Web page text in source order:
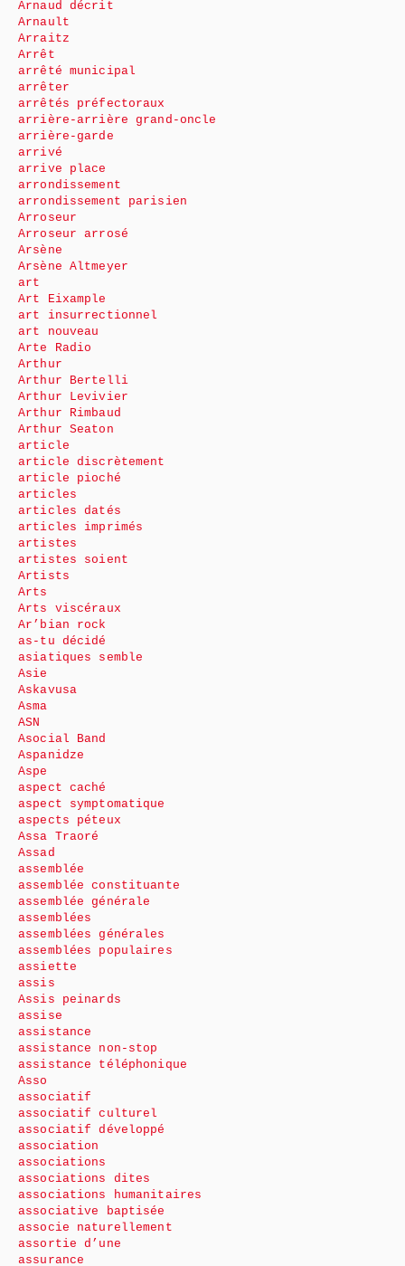
Arnaud décrit
Arnault
Arraitz
Arrêt
arrêté municipal
arrêter
arrêtés préfectoraux
arrière-arrière grand-oncle
arrière-garde
arrivé
arrive place
arrondissement
arrondissement parisien
Arroseur
Arroseur arrosé
Arsène
Arsène Altmeyer
art
Art Eixample
art insurrectionnel
art nouveau
Arte Radio
Arthur
Arthur Bertelli
Arthur Levivier
Arthur Rimbaud
Arthur Seaton
article
article discrètement
article pioché
articles
articles datés
articles imprimés
artistes
artistes soient
Artists
Arts
Arts viscéraux
Ar’bian rock
as-tu décidé
asiatiques semble
Asie
Askavusa
Asma
ASN
Asocial Band
Aspanidze
Aspe
aspect caché
aspect symptomatique
aspects péteux
Assa Traoré
Assad
assemblée
assemblée constituante
assemblée générale
assemblées
assemblées générales
assemblées populaires
assiette
assis
Assis peinards
assise
assistance
assistance non-stop
assistance téléphonique
Asso
associatif
associatif culturel
associatif développé
association
associations
associations dites
associations humanitaires
associative baptisée
associe naturellement
assortie d’une
assurance